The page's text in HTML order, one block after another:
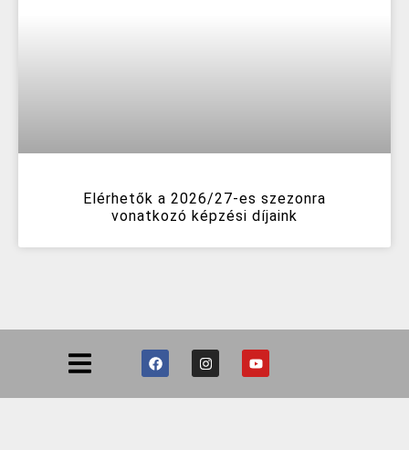
Elérhetők a 2026/27-es szezonra
vonatkozó képzési díjaink